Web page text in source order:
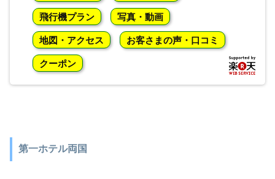
飛行機プラン 写真・動画
地図・アクセス お客さまの声・口コミ
クーポン
第一ホテル両国